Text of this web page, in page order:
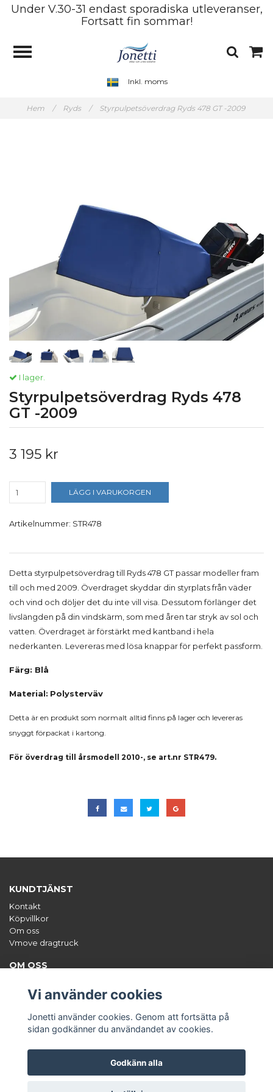
Under V.30-31 endast sporadiska utleveranser,
Fortsatt fin sommar!
Inkl. moms
Hem / Ryds / Styrpulpetsöverdrag Ryds 478 GT -2009
I lager.
Styrpulpetsöverdrag Ryds 478
GT -2009
3 195 kr
LÄGG I VARUKORGEN
Artikelnummer: STR478
Detta styrpulpetsöverdrag till Ryds 478 GT passar modeller fram
till och med 2009. Överdraget skyddar din styrplats från väder
och vind och döljer det du inte vill visa. Dessutom förlänger det
livslängden på din vindskärm, som med åren tar stryk av sol och
vatten. Överdraget är förstärkt med kantband i hela
nederkanten. Levereras med lösa knappar för perfekt passform.
Färg: Blå
Material: Polysterväv
Detta är en produkt som normalt alltid finns på lager och levereras
snyggt förpackat i kartong.
För överdrag till årsmodell 2010-, se art.nr STR479.
KUNDTJÄNST
Kontakt
Köpvillkor
Om oss
Vmove dragtruck
OM OSS
styrpulpetsöverdrag och dekalsatser. Org.nr: 556671-0470
Prenumerera
Vi använder cookies
Jonetti använder cookies. Genom att fortsätta på
sidan godkänner du användandet av cookies.
Godkänn alla